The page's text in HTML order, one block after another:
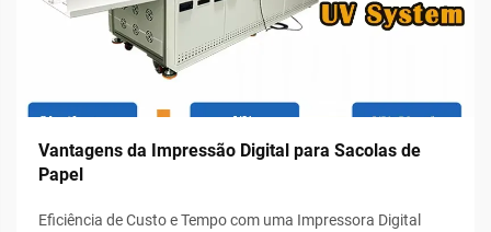
Vantagens da Impressão Digital para Sacolas de
Papel
Eficiência de Custo e Tempo com uma Impressora Digital